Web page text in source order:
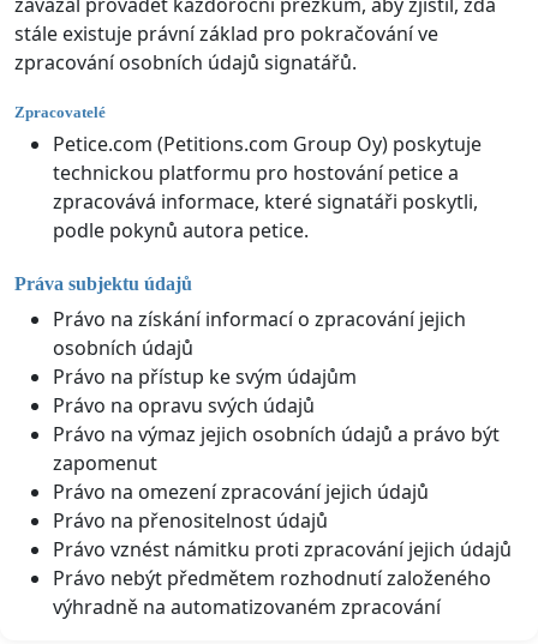
stále existuje právní základ pro pokračování ve
zpracování osobních údajů signatářů.
Zpracovatelé
Petice.com (Petitions.com Group Oy) poskytuje
technickou platformu pro hostování petice a
zpracovává informace, které signatáři poskytli,
podle pokynů autora petice.
Práva subjektu údajů
Právo na získání informací o zpracování jejich
osobních údajů
Právo na přístup ke svým údajům
Právo na opravu svých údajů
Právo na výmaz jejich osobních údajů a právo být
zapomenut
Právo na omezení zpracování jejich údajů
Právo na přenositelnost údajů
Právo vznést námitku proti zpracování jejich údajů
Právo nebýt předmětem rozhodnutí založeného
výhradně na automatizovaném zpracování